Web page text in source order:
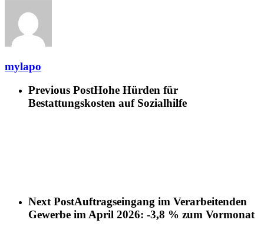
mylapo
Previous PostHohe Hürden für
Bestattungskosten auf Sozialhilfe
Next PostAuftragseingang im Verarbeitenden
Gewerbe im April 2026: -3,8 % zum Vormonat